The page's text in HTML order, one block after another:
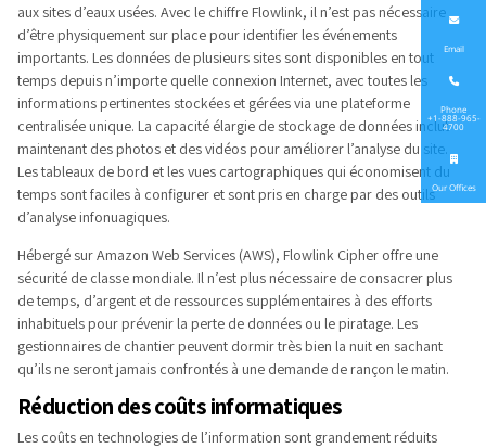
aux sites d’eaux usées. Avec le chiffre Flowlink, il n’est pas nécessaire
d’être physiquement sur place pour identifier les événements
importants. Les données de plusieurs sites sont disponibles en tout
temps depuis n’importe quelle connexion Internet, avec toutes les
informations pertinentes stockées et gérées via une plateforme
centralisée unique. La capacité élargie de stockage de données inclut
maintenant des photos et des vidéos pour améliorer l’analyse du site.
Les tableaux de bord et les vues cartographiques qui économisent du
temps sont faciles à configurer et sont pris en charge par des outils
d’analyse infonuagiques.
Hébergé sur Amazon Web Services (AWS), Flowlink Cipher offre une
sécurité de classe mondiale. Il n’est plus nécessaire de consacrer plus
de temps, d’argent et de ressources supplémentaires à des efforts
inhabituels pour prévenir la perte de données ou le piratage. Les
gestionnaires de chantier peuvent dormir très bien la nuit en sachant
qu’ils ne seront jamais confrontés à une demande de rançon le matin.
Réduction des coûts informatiques
Les coûts en technologies de l’information sont grandement réduits
Email
Phone
+1-888-965-
4700
Our Offices